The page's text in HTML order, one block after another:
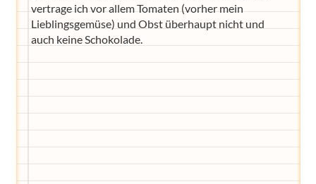
vertrage ich vor allem Tomaten (vorher mein
Lieblingsgemüse) und Obst überhaupt nicht und
auch keine Schokolade.